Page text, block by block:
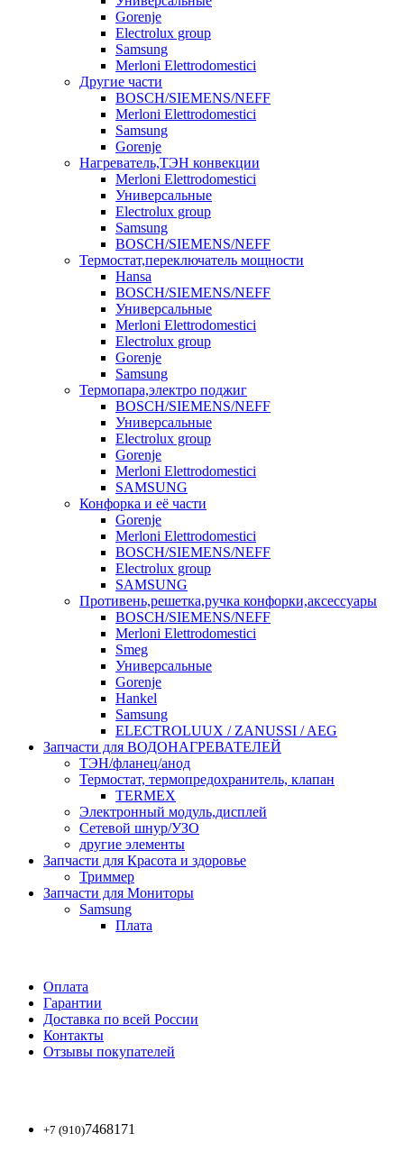
Gorenje
Electrolux group
Samsung
Merloni Elettrodomestici
Другие части
BOSCH/SIEMENS/NEFF
Merloni Elettrodomestici
Samsung
Gorenje
Нагреватель,ТЭН конвекции
Merloni Elettrodomestici
Универсальные
Electrolux group
Samsung
BOSCH/SIEMENS/NEFF
Термостат,переключатель мощности
Hansa
BOSCH/SIEMENS/NEFF
Универсальные
Merloni Elettrodomestici
Electrolux group
Gorenje
Samsung
Термопара,электро поджиг
BOSCH/SIEMENS/NEFF
Универсальные
Electrolux group
Gorenje
Merloni Elettrodomestici
SAMSUNG
Конфорка и её части
Gorenje
Merloni Elettrodomestici
BOSCH/SIEMENS/NEFF
Electrolux group
SAMSUNG
Противень,решетка,ручка конфорки,аксессуары
BOSCH/SIEMENS/NEFF
Merloni Elettrodomestici
Smeg
Универсальные
Gorenje
Hankel
Samsung
ELECTROLUUX / ZANUSSI / AEG
Запчасти для ВОДОНАГРЕВАТЕЛЕЙ
ТЭН/фланец/анод
Термостат, термопредохранитель, клапан
TERMEX
Электронный модуль,дисплей
Сетевой шнур/УЗО
другие элементы
Запчасти для Красота и здоровье
Триммер
Запчасти для Мониторы
Samsung
Плата
Оплата
Гарантии
Доставка по всей России
Контакты
Отзывы покупателей
+7 (910)7468171